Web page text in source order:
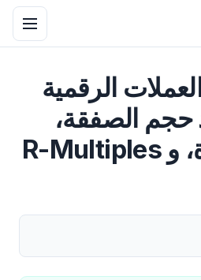
الرقمية
حجم الصفقة،
وقف الخسارة، و R-Multiples